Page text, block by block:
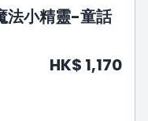
法小精靈-童話
HK$ 1,170